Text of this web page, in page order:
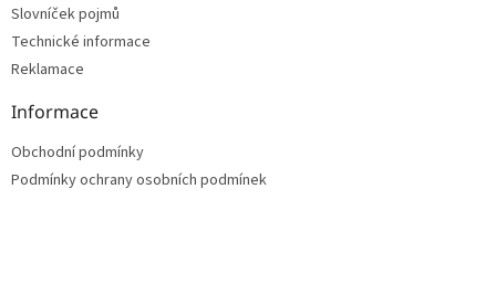
Slovníček pojmů
Technické informace
Reklamace
Informace
Obchodní podmínky
Podmínky ochrany osobních podmínek